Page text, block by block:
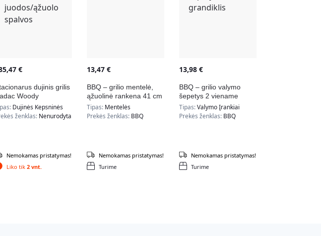
€
dujinis grilis
Woody
juodos/
spalvos
Dujinės Kepsninės
ženklas: Nenurodyta
Liko tik2 vnt.
Nemokamas pristatymas!
13,47€
BBQ – grilio mentelė,
ąžuolinė rankena 41 cm
Tipas: Mentelės
Prekės ženklas: BBQ
Turime
Nemokamas pristatymas!
13,98 €
BBQ – grilio valymo
šepetys 2 viename
šepetys ir grandiklis
Tipas:Valymo Įrankiai
Prekės ženklas: BBQ
Turime
Nemokamas pristatymas!